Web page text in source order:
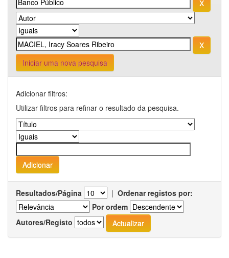
Iniciar uma nova pesquisa
Adicionar filtros:
Utilizar filtros para refinar o resultado da pesquisa.
Resultados/Página | Ordenar registos por:
Por ordem
Autores/Registo